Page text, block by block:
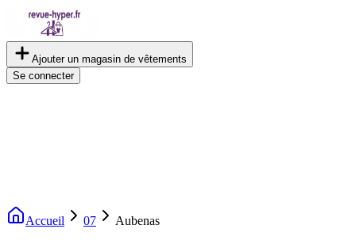
Ajouter un magasin de vêtements
Se connecter
Accueil 07 Aubenas